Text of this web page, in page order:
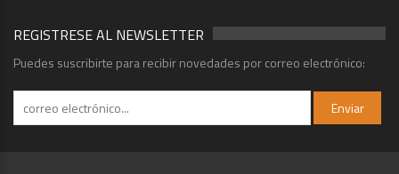
REGISTRESE AL NEWSLETTER
Puedes suscribirte para recibir novedades por correo electrónico: